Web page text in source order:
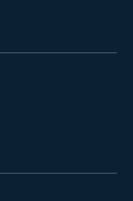
fenêtre